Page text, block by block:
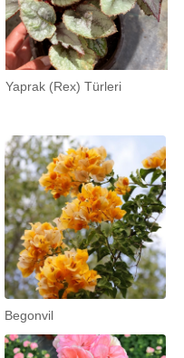
Yaprak (Rex) Türleri
Begonvil